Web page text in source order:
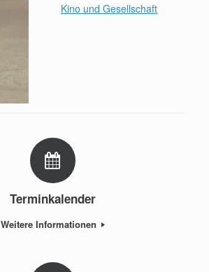
Kino und Gesellschaft
Terminkalender
Weitere Informationen